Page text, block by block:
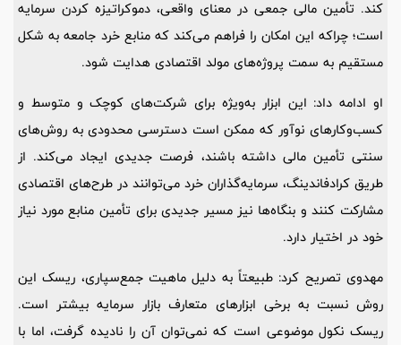
کند. تأمین مالی جمعی در معنای واقعی، دموکراتیزه کردن سرمایه
است؛ چراکه این امکان را فراهم می‌کند که منابع خرد جامعه به شکل
مستقیم به سمت پروژه‌های مولد اقتصادی هدایت شود.
او ادامه داد: این ابزار به‌ویژه برای شرکت‌های کوچک و متوسط و
کسب‌وکارهای نوآور که ممکن است دسترسی محدودی به روش‌های
سنتی تأمین مالی داشته باشند، فرصت جدیدی ایجاد می‌کند. از
طریق کرادفاندینگ، سرمایه‌گذاران خرد می‌توانند در طرح‌های اقتصادی
مشارکت کنند و بنگاه‌ها نیز مسیر جدیدی برای تأمین منابع مورد نیاز
خود در اختیار دارد.
مهدوی تصریح کرد: طبیعتاً به دلیل ماهیت جمع‌سپاری، ریسک این
روش نسبت به برخی ابزارهای متعارف بازار سرمایه بیشتر است.
ریسک نکول موضوعی است که نمی‌توان آن را نادیده گرفت، اما با